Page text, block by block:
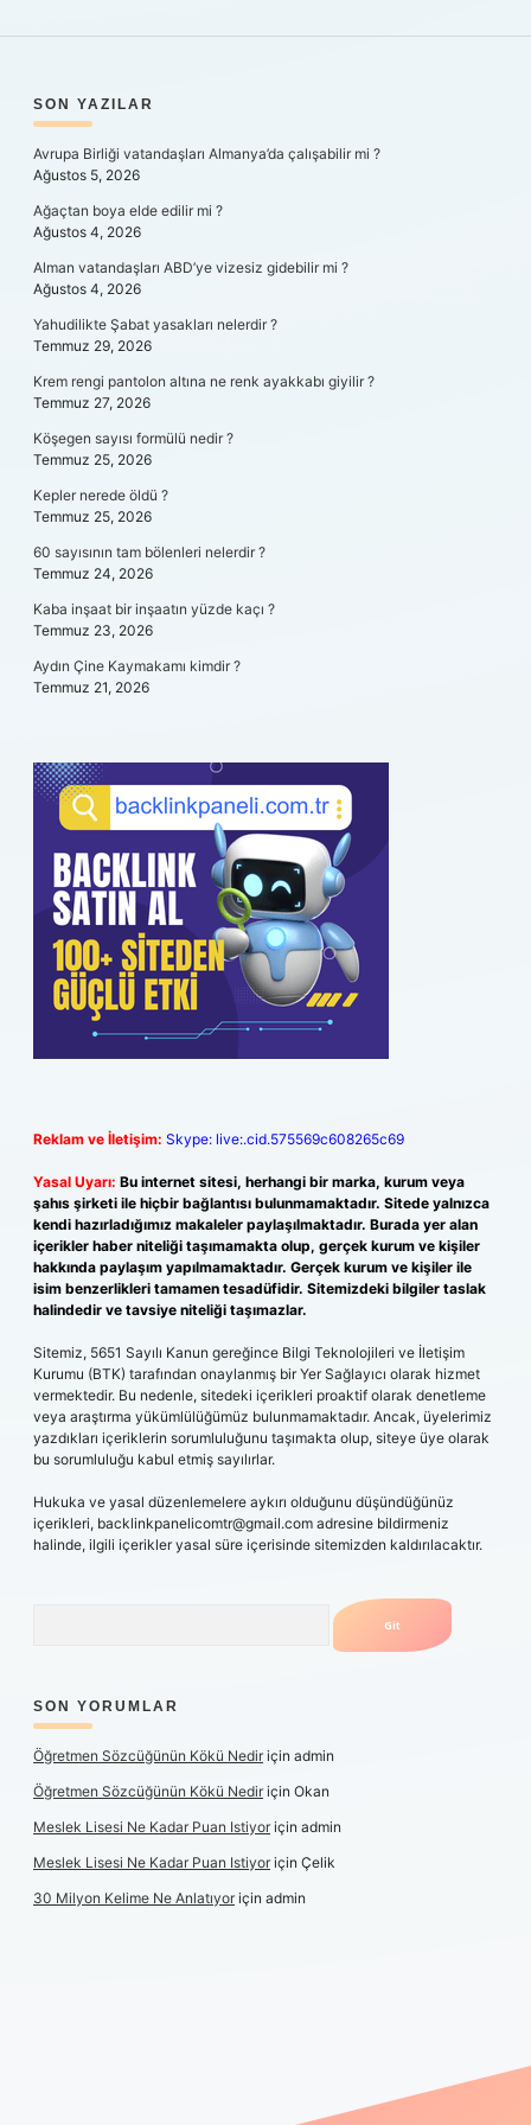
SIDEBAR
SON YAZILAR
Avrupa Birliği vatandaşları Almanya’da çalışabilir mi ?
Ağustos 5, 2026
Ağaçtan boya elde edilir mi ?
Ağustos 4, 2026
Alman vatandaşları ABD’ye vizesiz gidebilir mi ?
Ağustos 4, 2026
Yahudilikte Şabat yasakları nelerdir ?
Temmuz 29, 2026
Krem rengi pantolon altına ne renk ayakkabı giyilir ?
Temmuz 27, 2026
Köşegen sayısı formülü nedir ?
Temmuz 25, 2026
Kepler nerede öldü ?
Temmuz 25, 2026
60 sayısının tam bölenleri nelerdir ?
Temmuz 24, 2026
Kaba inşaat bir inşaatın yüzde kaçı ?
Temmuz 23, 2026
Aydın Çine Kaymakamı kimdir ?
Temmuz 21, 2026
Reklam ve İletişim: Skype: live:.cid.575569c608265c69
Yasal Uyarı: Bu internet sitesi, herhangi bir marka, kurum veya
şahıs şirketi ile hiçbir bağlantısı bulunmamaktadır. Sitede yalnızca
kendi hazırladığımız makaleler paylaşılmaktadır. Burada yer alan
içerikler haber niteliği taşımamakta olup, gerçek kurum ve kişiler
hakkında paylaşım yapılmamaktadır. Gerçek kurum ve kişiler ile
isim benzerlikleri tamamen tesadüfidir. Sitemizdeki bilgiler taslak
halindedir ve tavsiye niteliği taşımazlar.
Sitemiz, 5651 Sayılı Kanun gereğince Bilgi Teknolojileri ve İletişim
Kurumu (BTK) tarafından onaylanmış bir Yer Sağlayıcı olarak hizmet
vermektedir. Bu nedenle, sitedeki içerikleri proaktif olarak denetleme
veya araştırma yükümlülüğümüz bulunmamaktadır. Ancak, üyelerimiz
yazdıkları içeriklerin sorumluluğunu taşımakta olup, siteye üye olarak
bu sorumluluğu kabul etmiş sayılırlar.
Hukuka ve yasal düzenlemelere aykırı olduğunu düşündüğünüz
içerikleri, backlinkpanelicomtr@gmail.com adresine bildirmeniz
halinde, ilgili içerikler yasal süre içerisinde sitemizden kaldırılacaktır.
SON YORUMLAR
Öğretmen Sözcüğünün Kökü Nediriçin admin
Öğretmen Sözcüğünün Kökü Nediriçin Okan
Meslek Lisesi Ne Kadar Puan Istiyoriçin admin
Meslek Lisesi Ne Kadar Puan Istiyoriçin Çelik
30 Milyon Kelime Ne Anlatıyoriçin admin
elexbetgiris.org